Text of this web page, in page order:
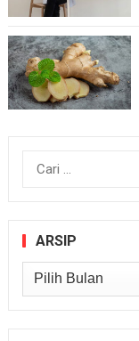
Cari
ARSIP
Arsip